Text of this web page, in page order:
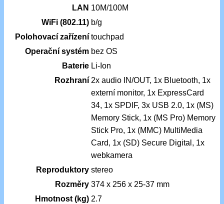
LAN 10M/100M
WiFi (802.11) b/g
Polohovací zařízení touchpad
Operační systém bez OS
Baterie Li-Ion
Rozhraní 2x audio IN/OUT, 1x Bluetooth, 1x
externí monitor, 1x ExpressCard
34, 1x SPDIF, 3x USB 2.0, 1x (MS)
Memory Stick, 1x (MS Pro) Memory
Stick Pro, 1x (MMC) MultiMedia
Card, 1x (SD) Secure Digital, 1x
webkamera
Reproduktory stereo
Rozměry 374 x 256 x 25-37 mm
Hmotnost (kg) 2.7